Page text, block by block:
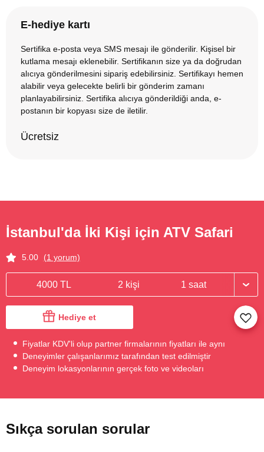
E-hediye kartı
Sertifika e-posta veya SMS mesajı ile gönderilir. Kişisel bir
kutlama mesajı eklenebilir. Sertifikanın size ya da doğrudan
alıcıya gönderilmesini sipariş edebilirsiniz. Sertifikayı hemen
alabilir veya gelecekte belirli bir gönderim zamanı
planlayabilirsiniz. Sertifika alıcıya gönderildiği anda, e-
postanın bir kopyası size de iletilir.
Ücretsiz
İstanbul'da İki Kişi için ATV Safari
5.00 (1 yorum)
4000 TL 2 kişi 1 saat
Hediye et
Fiyatlar KDV'li olup partner firmalarının fiyatları ile aynı
Deneyimler çalışanlarımız tarafından test edilmiştir
Deneyim lokasyonlarının gerçek foto ve videoları
Sıkça sorulan sorular